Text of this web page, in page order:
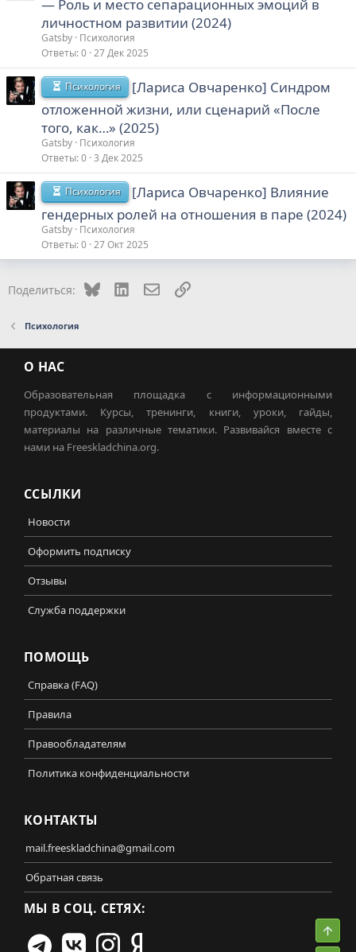
― Роль и место сепарационных эмоций в
личностном развитии (2024)
Gatsby Психология
Ответы 0 27 Дек 2025
Психология
[Лариса Овчаренко] Синдром
отложенной жизни, или сценарий «После
того, как…» (2025)
Gatsby Психология
Ответы 0 3 Дек 2025
Психология
[Лариса Овчаренко] Влияние
гендерных ролей на отношения в паре (2024)
Gatsby Психология
Ответы 0 27 Окт 2025
Поделиться: Bluesky LinkedInЭлектронная почта
Ссылка
Психология
О НАС
Образовательная площадка с информационными
продуктами. Курсы, тренинги, книги, уроки, гайды,
материалы на различные тематики. Развивайся вместе с
нами на Freeskladchina.org.
ССЫЛКИ
Новости
Оформить подписку
Отзывы
Служба поддержки
ПОМОЩЬ
Справка (FAQ)
Правила
Правообладателям
Политика конфиденциальности
КОНТАКТЫ
mail.freeskladchina@gmail.com
Обратная связь
МЫ В СОЦ. СЕТЯХ: